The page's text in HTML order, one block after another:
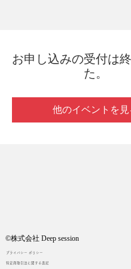
お申し込みの受付は
た。
他のイベントを見
©︎株式会社 Deep session
プライバシー ポリシー
特定商取引法に関する表記